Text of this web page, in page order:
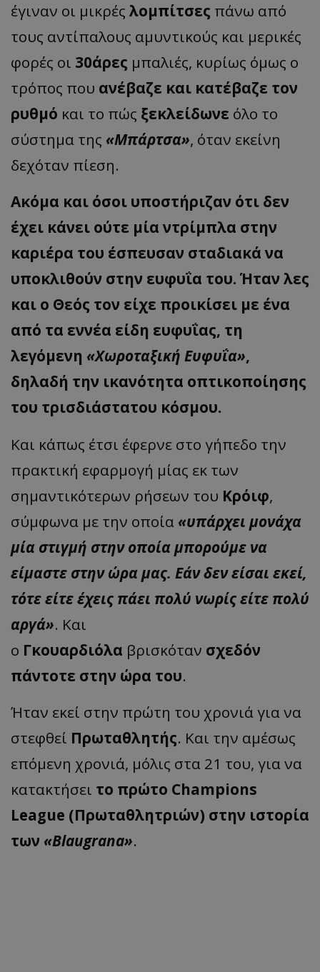
έγιναν οι μικρές λομπίτσες πάνω από
τους αντίπαλους αμυντικούς και μερικές
φορές οι 30άρες μπαλιές, κυρίως όμως ο
τρόπος που ανέβαζε και κατέβαζε τον
ρυθμό και το πώς ξεκλείδωνε όλο το
σύστημα της «Μπάρτσα», όταν εκείνη
δεχόταν πίεση.
Ακόμα και όσοι υποστήριζαν ότι δεν
έχει κάνει ούτε μία ντρίμπλα στην
καριέρα του έσπευσαν σταδιακά να
υποκλιθούν στην ευφυΐα του. Ήταν λες
και ο Θεός τον είχε προικίσει με ένα
από τα εννέα είδη ευφυΐας, τη
λεγόμενη «Χωροταξική Ευφυΐα»,
δηλαδή την ικανότητα οπτικοποίησης
του τρισδιάστατου κόσμου.
Και κάπως έτσι έφερνε στο γήπεδο την
πρακτική εφαρμογή μίας εκ των
σημαντικότερων ρήσεων του Κρόιφ,
σύμφωνα με την οποία «υπάρχει μονάχα
μία στιγμή στην οποία μπορούμε να
είμαστε στην ώρα μας. Εάν δεν είσαι εκεί,
τότε είτε έχεις πάει πολύ νωρίς είτε πολύ
αργά». Και
ο Γκουαρδιόλα βρισκόταν σχεδόν
πάντοτε στην ώρα του.
Ήταν εκεί στην πρώτη του χρονιά για να
στεφθεί Πρωταθλητής. Και την αμέσως
επόμενη χρονιά, μόλις στα 21 του, για να
κατακτήσει το πρώτο Champions
League (Πρωταθλητριών) στην ιστορία
των «Blaugrana».